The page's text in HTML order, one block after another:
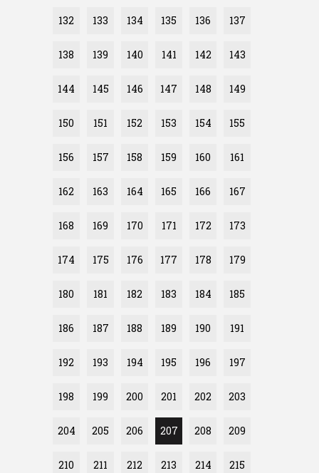
132 133 134 135 136 137
138 139 140 141 142 143
144 145 146 147 148 149
150 151 152 153 154 155
156 157 158 159 160 161
162 163 164 165 166 167
168 169 170 171 172 173
174 175 176 177 178 179
180 181 182 183 184 185
186 187 188 189 190 191
192 193 194 195 196 197
198 199 200 201 202 203
204 205 206 207 208 209
210 211 212 213 214 215